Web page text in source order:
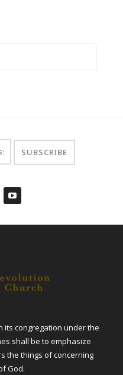
its congregation under the
shall be to emphasize
the things of concerning
God.